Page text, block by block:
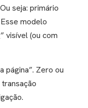
seja: primário
modelo
visível (ou com
página”. Zero ou